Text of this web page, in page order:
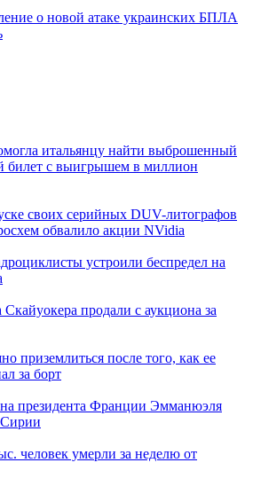
о новой атаке украинских БПЛА
итальянцу найти выброшенный
билет с выигрышем в миллион
своих серийных DUV-литографов
обвалило акции NVidia
устроили беспредел на
продали с аукциона за
приземлиться после того, как ее
за борт
президента Франции Эмманюэля
человек умерли за неделю от